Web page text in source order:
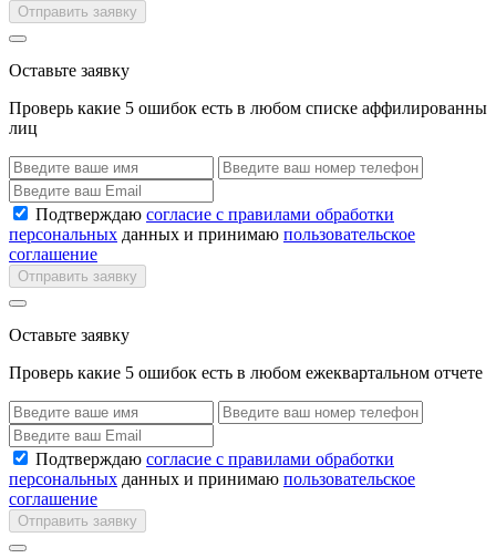
Отправить заявку
Оставьте заявку
Проверь какие 5 ошибок есть в любом списке аффилированны
лиц
Подтверждаю согласие с правилами обработки
персональных данных и принимаю пользовательское
соглашение
Отправить заявку
Оставьте заявку
Проверь какие 5 ошибок есть в любом ежеквартальном отчете
Подтверждаю согласие с правилами обработки
персональных данных и принимаю пользовательское
соглашение
Отправить заявку